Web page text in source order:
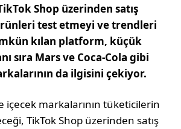
Shop üzerinden satış
test etmeyi ve trendleri
kılan platform, küçük
sıra Mars ve Coca-Cola gibi
da ilgisini çekiyor.
içecek markalarının tüketicilerin
TikTok Shop üzerinden satış